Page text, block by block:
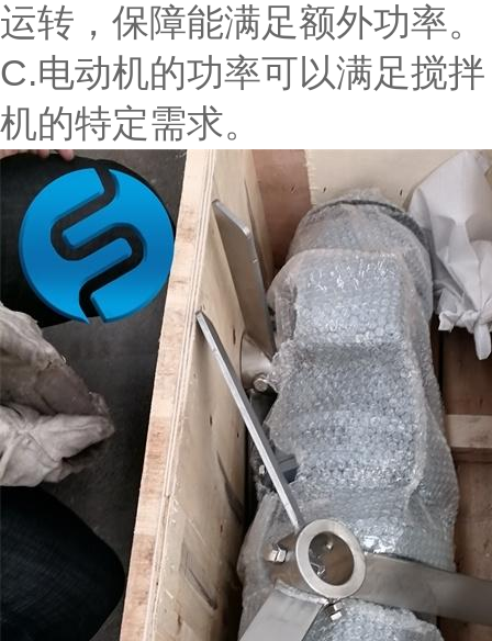
运转，保障能满足额外功率。
C.电动机的功率可以满足搅拌
机的特定需求。